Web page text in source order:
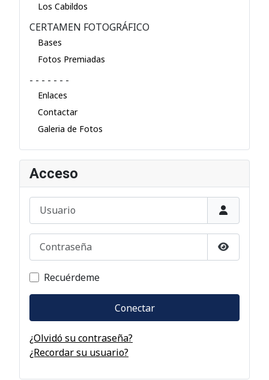
Los Cabildos
CERTAMEN FOTOGRÁFICO
Bases
Fotos Premiadas
- - - - - - -
Enlaces
Contactar
Galeria de Fotos
Acceso
Usuario
Contraseña
Mostrar
Recuérdeme
Conectar
¿Olvidó su contraseña?
¿Recordar su usuario?